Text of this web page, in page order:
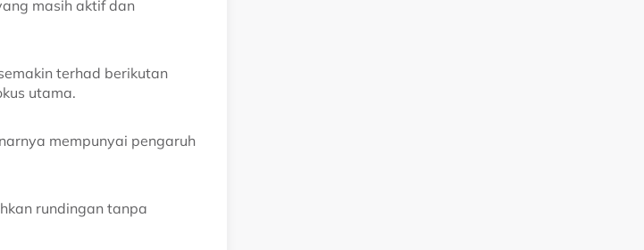
masih aktif dan
terhad berikutan
utama.
mempunyai pengaruh
rundingan tanpa